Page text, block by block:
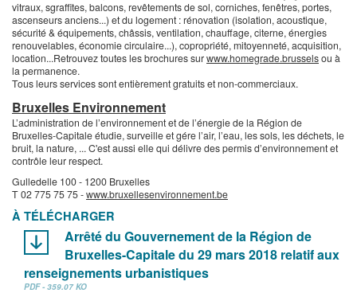
vitraux, sgraffites, balcons, revêtements de sol, corniches, fenêtres, portes,
ascenseurs anciens...) et du logement : rénovation (isolation, acoustique,
sécurité & équipements, châssis, ventilation, chauffage, citerne, énergies
renouvelables, économie circulaire...), copropriété, mitoyenneté, acquisition,
location...Retrouvez toutes les brochures surwww.homegrade.brusselsou à
la permanence.
Tous leurs services sont entièrement gratuits et non-commerciaux.
Bruxelles Environnement
L’administration de l’environnement et de l’énergie de la Région de
Bruxelles-Capitale étudie, surveille et gére l’air, l’eau, les sols, les déchets, le
bruit, la nature, ... C'est aussi elle qui délivre des permis d’environnement et
contrôle leur respect.
Gulledelle 100 - 1200 Bruxelles
T 02 775 75 75 -www.bruxellesenvironnement.be
À TÉLÉCHARGER
Arrêté du Gouvernement de la Région de
Bruxelles-Capitale du 29 mars 2018 relatif aux
renseignements urbanistiques
PDF - 359.07 KO